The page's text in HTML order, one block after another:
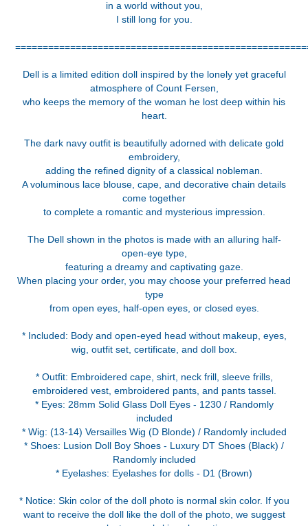
in a world without you,
I still long for you.
Dell is a limited edition doll inspired by the lonely yet graceful
atmosphere of Count Fersen,
who keeps the memory of the woman he lost deep within his
heart.
The dark navy outfit is beautifully adorned with delicate gold
embroidery,
adding the refined dignity of a classical nobleman.
A voluminous lace blouse, cape, and decorative chain details
come together
to complete a romantic and mysterious impression.
The Dell shown in the photos is made with an alluring half-
open-eye type,
featuring a dreamy and captivating gaze.
When placing your order, you may choose your preferred head
type
from open eyes, half-open eyes, or closed eyes.
* Included: Body and open-eyed head without makeup, eyes,
wig, outfit set, certificate, and doll box.
* Outfit: Embroidered cape, shirt, neck frill, sleeve frills,
embroidered vest, embroidered pants, and pants tassel.
* Eyes: 28mm Solid Glass Doll Eyes - 1230 / Randomly
included
* Wig: (13-14) Versailles Wig (D Blonde) / Randomly included
* Shoes: Lusion Doll Boy Shoes - Luxury DT Shoes (Black) /
Randomly included
* Eyelashes: Eyelashes for dolls - D1 (Brown)
* Notice: Skin color of the doll photo is normal skin color. If you
want to receive the doll like the doll of the photo, we suggest